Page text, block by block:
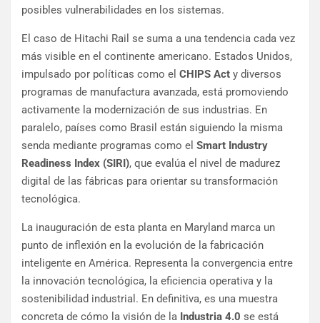
posibles vulnerabilidades en los sistemas.
El caso de Hitachi Rail se suma a una tendencia cada vez
más visible en el continente americano. Estados Unidos,
impulsado por políticas como el CHIPS Act y diversos
programas de manufactura avanzada, está promoviendo
activamente la modernización de sus industrias. En
paralelo, países como Brasil están siguiendo la misma
senda mediante programas como el Smart Industry
Readiness Index (SIRI), que evalúa el nivel de madurez
digital de las fábricas para orientar su transformación
tecnológica.
La inauguración de esta planta en Maryland marca un
punto de inflexión en la evolución de la fabricación
inteligente en América. Representa la convergencia entre
la innovación tecnológica, la eficiencia operativa y la
sostenibilidad industrial. En definitiva, es una muestra
concreta de cómo la visión de la Industria 4.0 se está